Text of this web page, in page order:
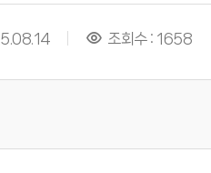
조회수 : 1658